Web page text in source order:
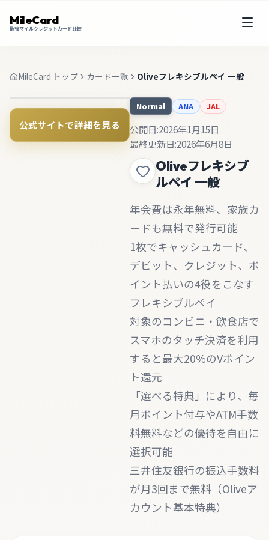
MileCard
最強マイルクレジットカード比較
MileCard トップ カード一覧 Oliveフレキシブルペイ 一般
公式サイトで詳細を見る
Normal ANA JAL
公開日:2026年1月15日
最終更新日:2026年6月8日
Oliveフレキシブ
ルペイ 一般
年会費は永年無料、家族カ
ードも無料で発行可能
1枚でキャッシュカード、
デビット、クレジット、ポ
イント払いの4役をこなす
フレキシブルペイ
対象のコンビニ・飲食店で
スマホのタッチ決済を利用
すると最大20%のVポイン
ト還元
「選べる特典」により、毎
月ポイント付与やATM手数
料無料などの優待を自由に
選択可能
三井住友銀行の振込手数料
が月3回まで無料（Oliveア
カウント基本特典）